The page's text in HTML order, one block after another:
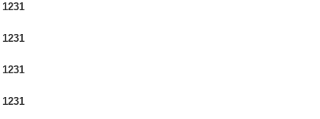
1231
1231
1231
1231